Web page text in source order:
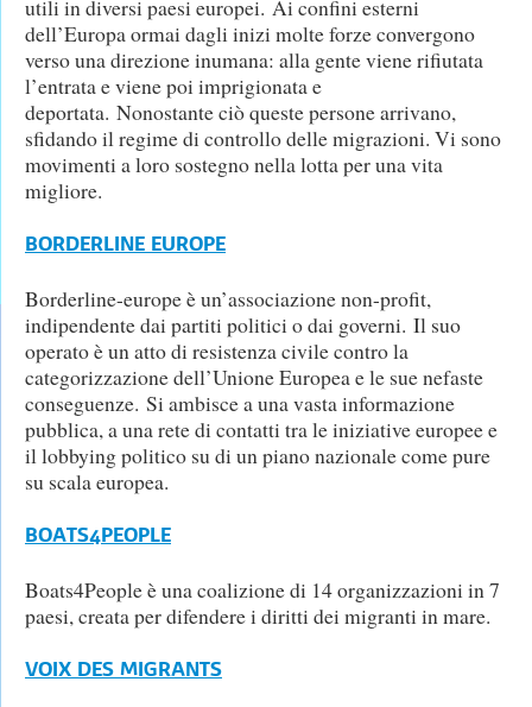
utili in diversi paesi europei. Ai confini esterni
dell’Europa ormai dagli inizi molte forze convergono
verso una direzione inumana: alla gente viene rifiutata
l’entrata e viene poi imprigionata e
deportata. Nonostante ciò queste persone arrivano,
sfidando il regime di controllo delle migrazioni. Vi sono
movimenti a loro sostegno nella lotta per una vita
migliore.
BORDERLINE EUROPE
Borderline-europe è un’associazione non-profit,
indipendente dai partiti politici o dai governi. Il suo
operato è un atto di resistenza civile contro la
categorizzazione dell’Unione Europea e le sue nefaste
conseguenze. Si ambisce a una vasta informazione
pubblica, a una rete di contatti tra le iniziative europee e
il lobbying politico su di un piano nazionale come pure
su scala europea.
BOATS4PEOPLE
Boats4People è una coalizione di 14 organizzazioni in 7
paesi, creata per difendere i diritti dei migranti in mare.
VOIX DES MIGRANTS